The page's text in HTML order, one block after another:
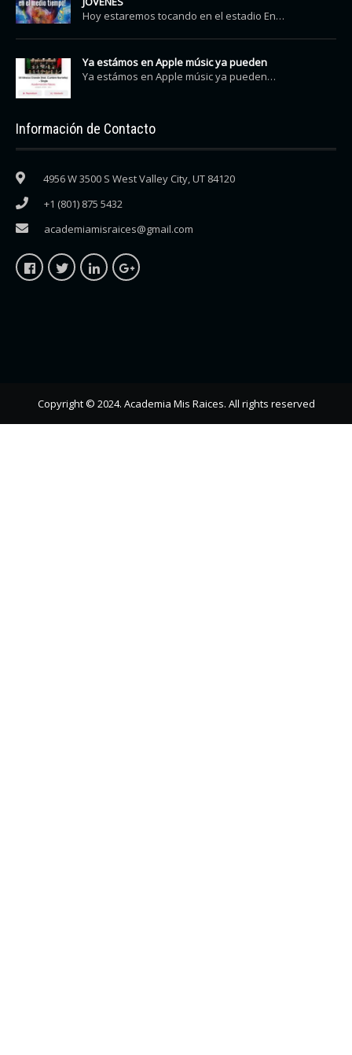
Hoy estaremos tocando en el estadio En…
Ya estámos en Apple músic ya pueden
Ya estámos en Apple músic ya pueden…
Información de Contacto
4956 W 3500 S West Valley City, UT 84120
+1 (801) 875 5432
academiamisraices@gmail.com
Copyright © 2024. Academia Mis Raices. All rights reserved